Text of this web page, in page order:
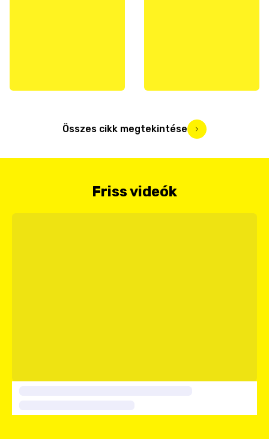
Összes cikk megtekintése
Friss videók